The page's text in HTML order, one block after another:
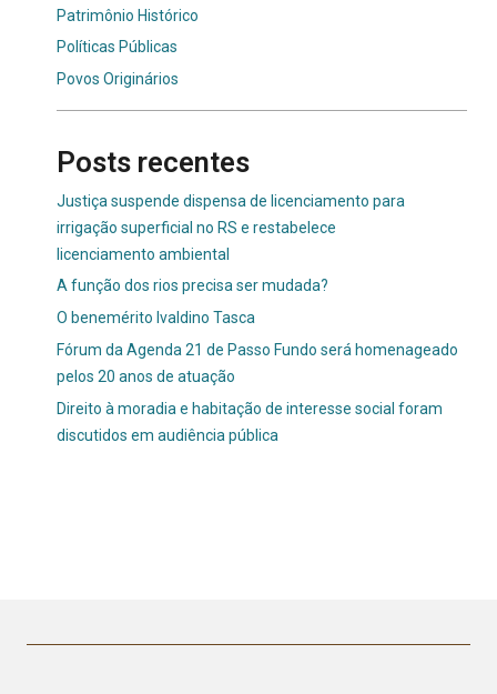
Patrimônio Histórico
Políticas Públicas
Povos Originários
Posts recentes
Justiça suspende dispensa de licenciamento para
irrigação superficial no RS e restabelece
licenciamento ambiental
A função dos rios precisa ser mudada?
O benemérito Ivaldino Tasca
Fórum da Agenda 21 de Passo Fundo será homenageado
pelos 20 anos de atuação
Direito à moradia e habitação de interesse social foram
discutidos em audiência pública